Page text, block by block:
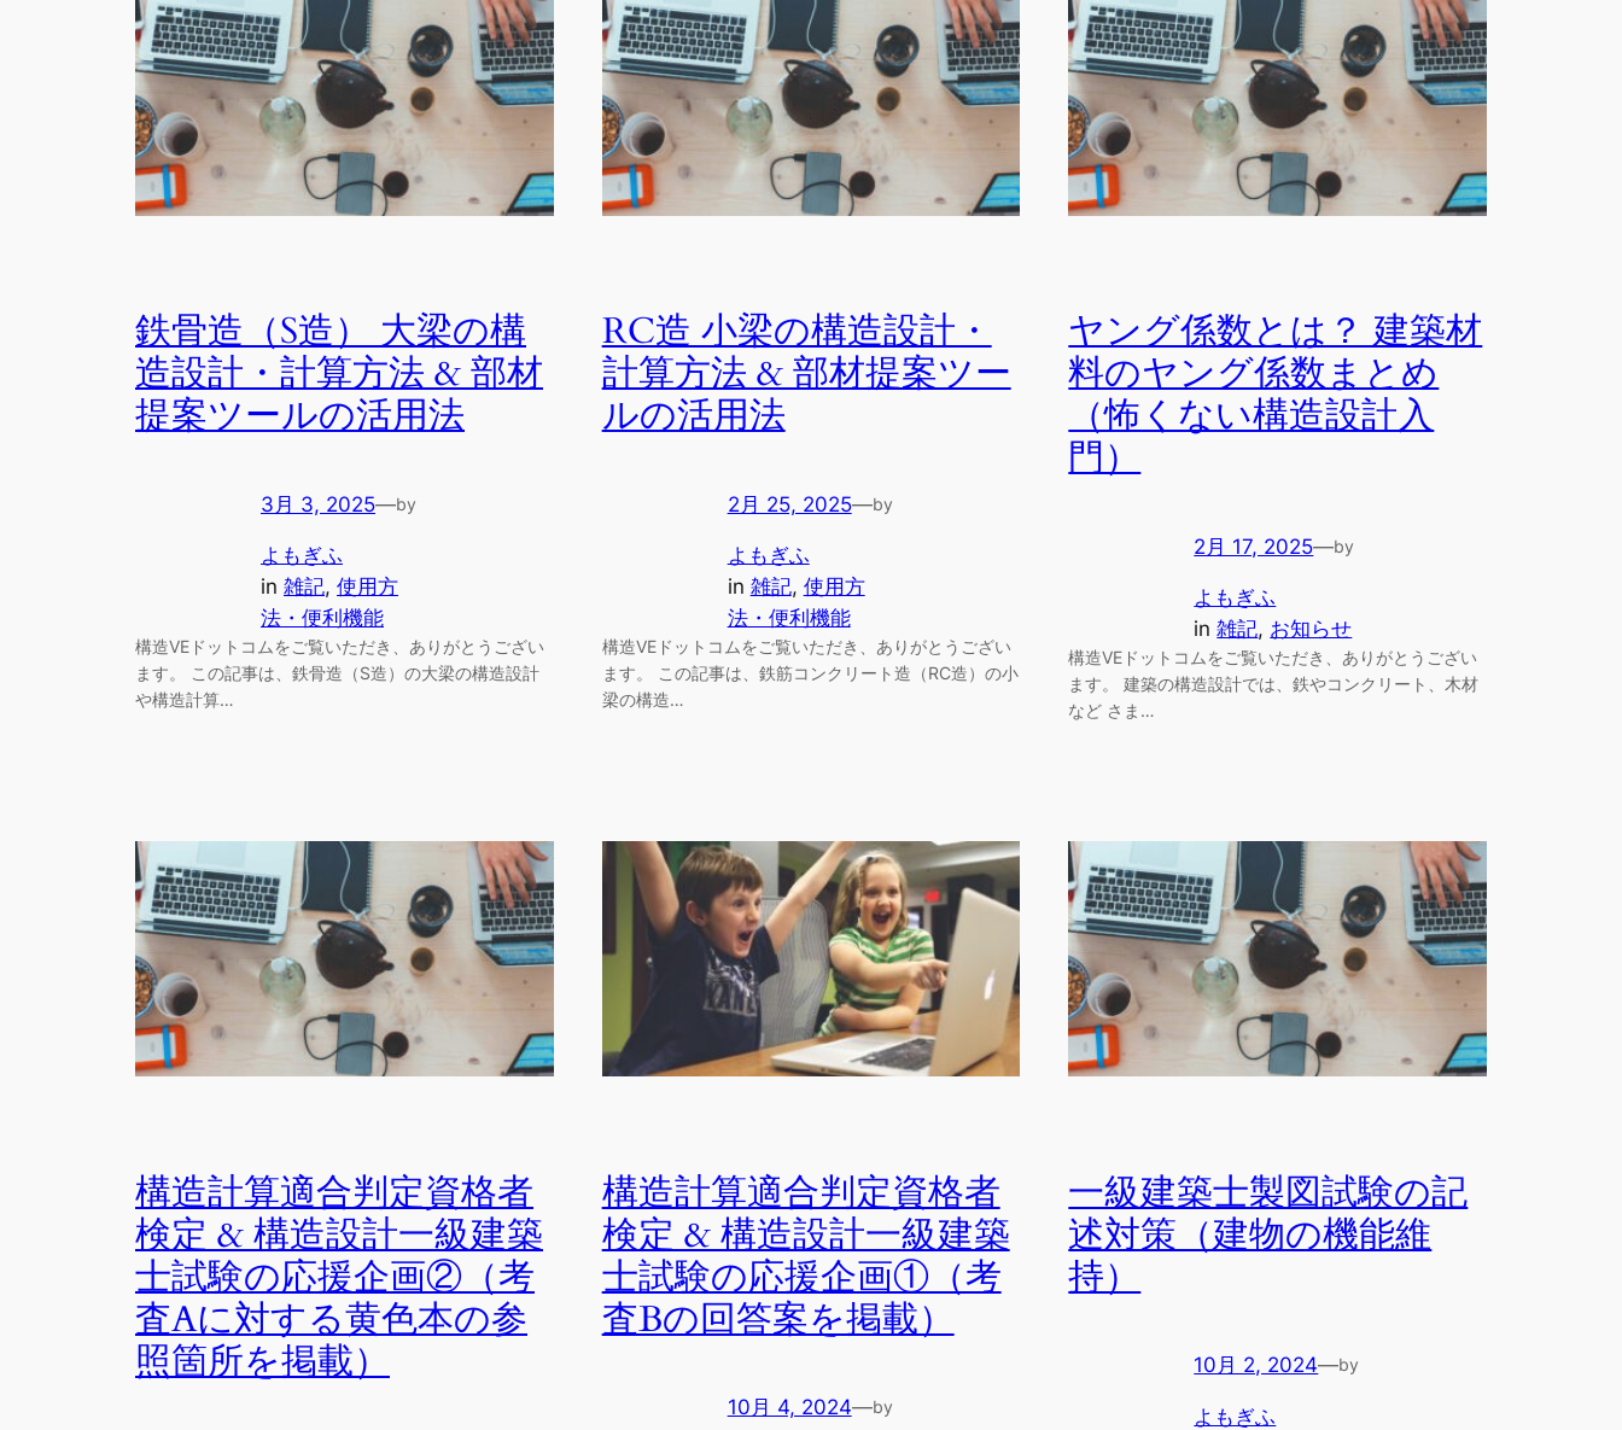
鉄骨造（S造） 大梁の構
造設計・計算方法 & 部材
提案ツールの活用法
3月 3, 2025—by
よもぎふ
in 雑記, 使用方
法・便利機能
構造VEドットコムをご覧いただき、ありがとうござい
ます。 この記事は、鉄骨造（S造）の大梁の構造設計
や構造計算…
RC造 小梁の構造設計・
計算方法 & 部材提案ツー
ルの活用法
2月 25, 2025—by
よもぎふ
in 雑記, 使用方
法・便利機能
構造VEドットコムをご覧いただき、ありがとうござい
ます。 この記事は、鉄筋コンクリート造（RC造）の小
梁の構造…
ヤング係数とは？ 建築材
料のヤング係数まとめ
（怖くない構造設計入
門）
2月 17, 2025—by
よもぎふ
in雑記, お知らせ
構造VEドットコムをご覧いただき、ありがとうござい
ます。 建築の構造設計では、鉄やコンクリート、木材
など さま…
構造計算適合判定資格者
検定 & 構造設計一級建築
士試験の応援企画②（考
査Aに対する黄色本の参
照箇所を掲載）
構造計算適合判定資格者
検定 & 構造設計一級建築
士試験の応援企画①（考
査Bの回答案を掲載）
10月 4, 2024—by
一級建築士製図試験の記
述対策（建物の機能維
持）
10月 2, 2024—by
よもぎふ